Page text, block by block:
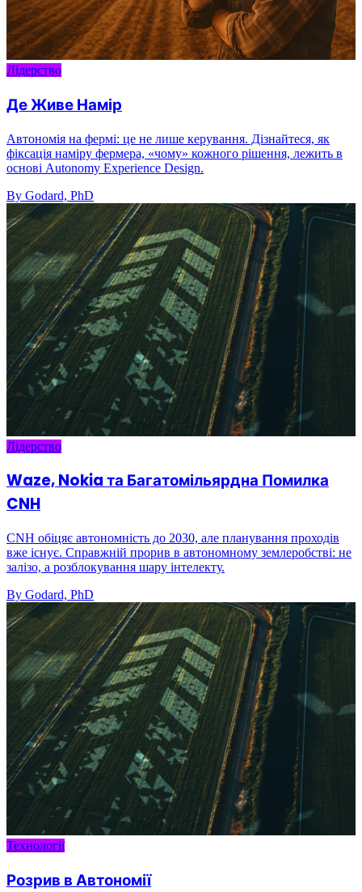
Лідерство
Де Живе Намір
Автономія на фермі: це не лише керування. Дізнайтеся, як
фіксація наміру фермера, «чому» кожного рішення, лежить в
основі Autonomy Experience Design.
By Godard, PhD
Лідерство
Waze, Nokia та Багатомільярдна Помилка
CNH
CNH обіцяє автономність до 2030, але планування проходів
вже існує. Справжній прорив в автономному землеробстві: не
залізо, а розблокування шару інтелекту.
By Godard, PhD
Технології
Розрив в Автономії